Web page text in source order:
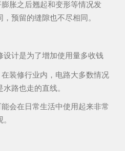
胀之后翘起和变形等情况发
预留的缝隙也不尽相同。
设计是为了增加使用量多收钱
装修行业内，电路大多数情况
路也走的直线。
会在日常生活中使用起来非常